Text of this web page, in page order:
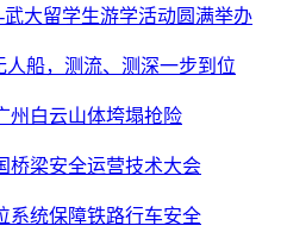
大留学生游学活动圆满举办
人船，测流、测深一步到位
州白云山体垮塌抢险
桥梁安全运营技术大会
系统保障铁路行车安全